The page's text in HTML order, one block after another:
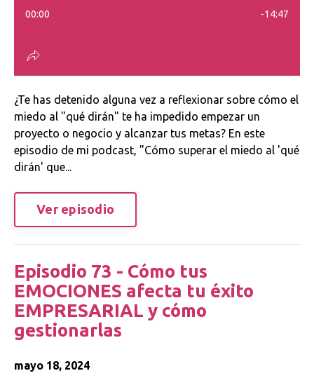
¿Te has detenido alguna vez a reflexionar sobre cómo el
miedo al "qué dirán" te ha impedido empezar un
proyecto o negocio y alcanzar tus metas? En este
episodio de mi podcast, "Cómo superar el miedo al 'qué
dirán' que...
Ver episodio
Episodio 73 - Cómo tus
EMOCIONES afecta tu éxito
EMPRESARIAL y cómo
gestionarlas
mayo 18, 2024